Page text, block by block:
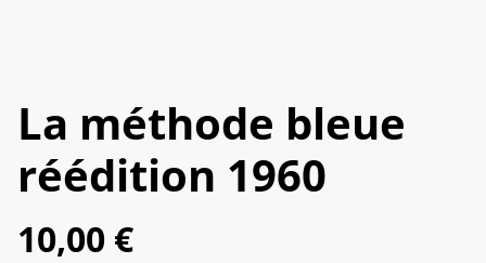
La méthode bleue
réédition 1960
10,00 €